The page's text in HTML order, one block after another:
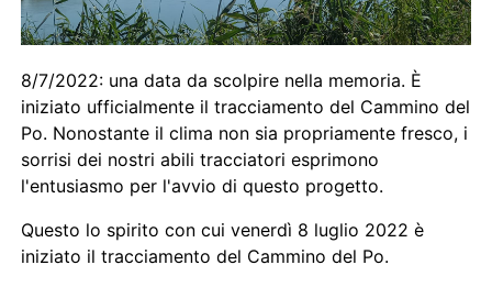
8/7/2022: una data da scolpire nella memoria. È
iniziato ufficialmente il tracciamento del Cammino del
Po. Nonostante il clima non sia propriamente fresco, i
sorrisi dei nostri abili tracciatori esprimono
l'entusiasmo per l'avvio di questo progetto.
Questo lo spirito con cui venerdì 8 luglio 2022 è
iniziato il tracciamento del Cammino del Po.